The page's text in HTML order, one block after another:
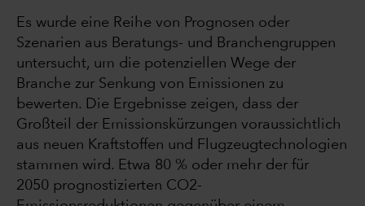
Es wurde eine Reihe von Prognosen oder
Szenarien aus Beratungs- und Branchengruppen
untersucht, um die potenziellen Wege der
Branche zur Senkung von Emissionen zu
bewerten. Die Ergebnisse zeigen, dass der
Großteil der Emissionskürzungen voraussichtlich
aus neuen Kraftstoffen und Flugzeugtechnologien
stammen wird. Etwa 80 % oder mehr der für
2050 prognostizierten CO2-